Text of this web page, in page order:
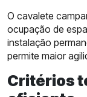
O cavalete
ocupação de
instalação
permite maior
Critérios